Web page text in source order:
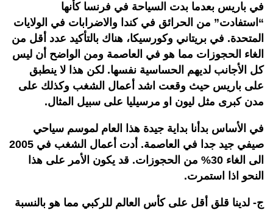
في باريس بعدما بدت السياحة في فرنسا كأنها
“استفادت” من الحرائق في كندا والاضرابات في الولايات
المتحدة. في بريتاني وكورسيكا، هناك بالتأكيد عدد أقل من
الغاء الحجوزات مما هو في العاصمة ومن الواضح أن ليس
كل الأجانب لديهم الحساسية نفسها. لكن هذا لا ينطبق
على باريس حيث وقعت اشد أعمال الشغب وكذلك على
مدن كبرى مثل ليون او مرسيليا على سبيل المثال.
في الأساس بدأنا بداية جيدة هذا العام لموسم سياحي
صيفي جيد جدا في العاصمة. أدت أعمال الشغب في 2005
الى الغاء 30% من الحجوزات. قد يكون الأمر على هذا
النحو اذا استمرت.
ج- لدينا قلق أقل على كأس العالم للركبي مما هو بالنسبة